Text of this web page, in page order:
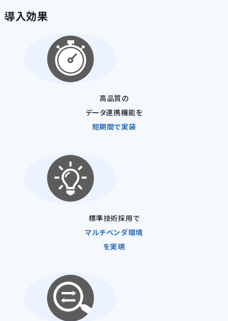
導入効果
高品質の
データ連携機能を
短期間で実装
標準技術採用で
マルチベンダ環境
を実現